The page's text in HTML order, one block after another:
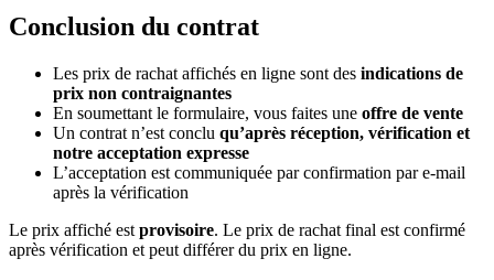
Conclusion du contrat
Les prix de rachat affichés en ligne sont des indications de
prix non contraignantes
En soumettant le formulaire, vous faites une offre de vente
Un contrat n’est conclu qu’après réception, vérification et
notre acceptation expresse
L’acceptation est communiquée par confirmation par e-mail
après la vérification
Le prix affiché est provisoire. Le prix de rachat final est confirmé
après vérification et peut différer du prix en ligne.